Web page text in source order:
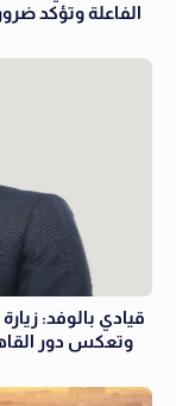
الفاعلة وتؤكد
قيادي بالوفد:
وتعكس دور